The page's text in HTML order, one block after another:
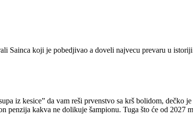
Sainca koji je pobedjivao a doveli najvecu prevaru u
iz kesice” da vam reši prvenstvo sa krš bolidom,
penzija kakva ne dolikuje šampionu. Tuga što će od